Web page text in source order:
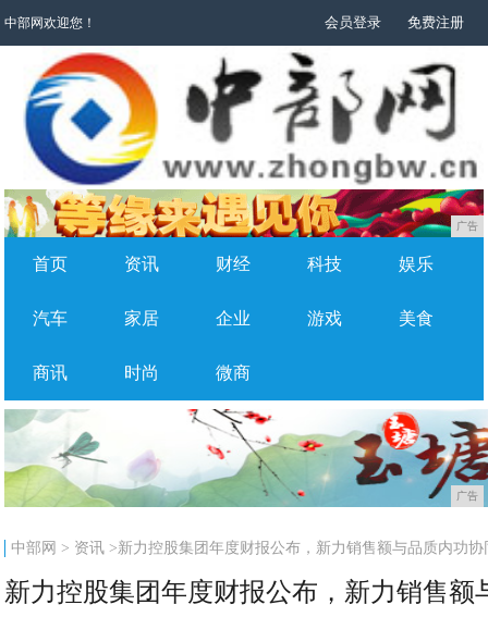
中部网欢迎您！ 会员登录 免费注册
广告
首页 资讯 财经 科技 娱乐
汽车 家居 企业 游戏 美食
商讯 时尚 微商
广告
中部网 > 资讯 >新力控股集团年度财报公布，新力销售额与品质内功协
新力控股集团年度财报公布，新力销售额